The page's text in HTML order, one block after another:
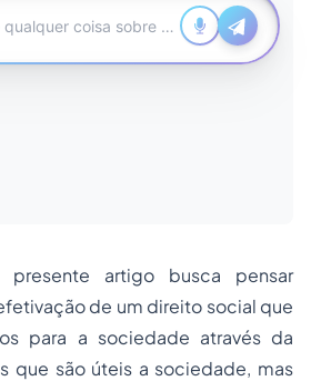
presente artigo busca pensar
de um direito social que
para a sociedade através da
que são úteis a sociedade, mas